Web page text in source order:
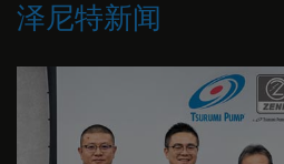
泽尼特新闻